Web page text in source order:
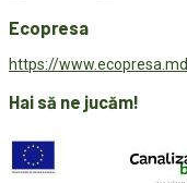
Ecopresa
https://www.ecopresa.md
Hai să ne jucăm!